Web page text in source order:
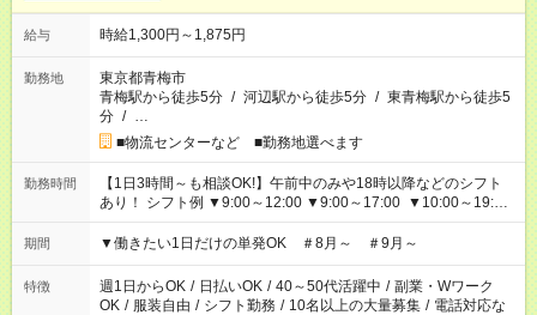
給与 時給1,300円～1,875円
勤務地
東京都青梅市
青梅駅から徒歩5分 / 河辺駅から徒歩5分 / 東青梅駅から徒歩5
分 / …
■物流センターなど ■勤務地選べます
勤務時間
【1日3時間～も相談OK!】午前中のみや18時以降などのシフト
あり！ シフト例 ▼9:00～12:00 ▼9:00～17:00 ▼10:00～19:00
▼18:00～21:00
期間 ▼働きたい1日だけの単発OK ＃8月～ ＃9月～
特徴 週1日からOK / 日払いOK / 40～50代活躍中 / 副業・Wワーク
OK / 服装自由 / シフト勤務 / 10名以上の大量募集 / 電話対応な